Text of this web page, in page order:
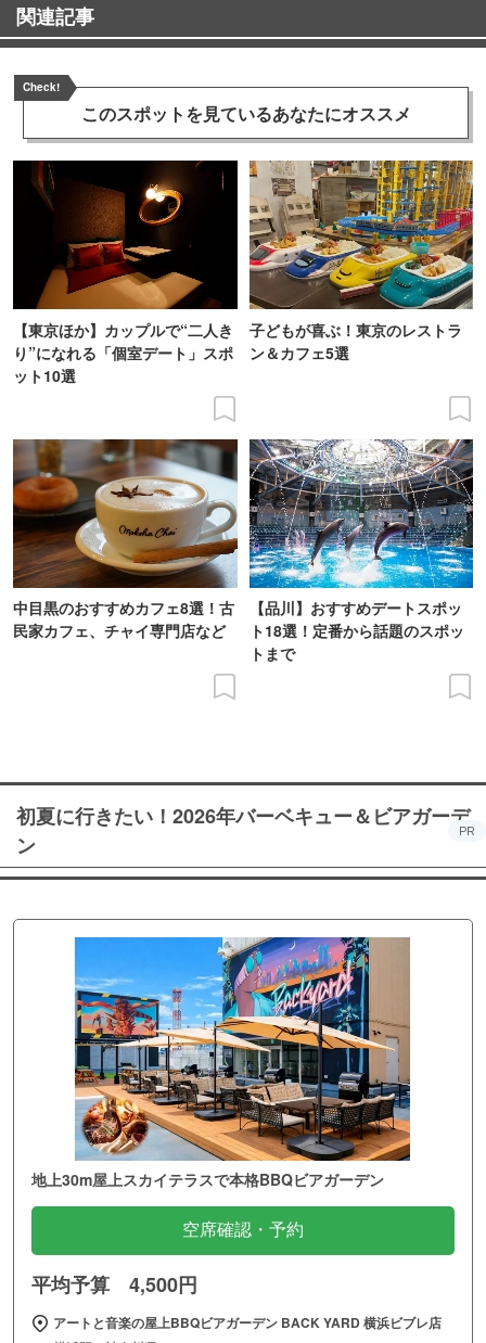
関連記事
Check!
このスポットを見ているあなたにオススメ
【東京ほか】カップルで“二人き
り”になれる「個室デート」スポ
ット10選
子どもが喜ぶ！東京のレストラ
ン＆カフェ5選
中目黒のおすすめカフェ8選！古
民家カフェ、チャイ専門店など
【品川】おすすめデートスポッ
ト18選！定番から話題のスポッ
トまで
初夏に行きたい！2026年バーベキュー＆ビアガーデ
ン
PR
地上30m屋上スカイテラスで本格BBQビアガーデン
空席確認・予約
平均予算 4,500円
アートと音楽の屋上BBQビアガーデン BACK YARD 横浜ビブレ店